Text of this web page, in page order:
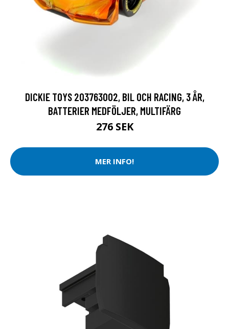
DICKIE TOYS 203763002, BIL OCH RACING, 3 ÅR,
BATTERIER MEDFÖLJER, MULTIFÄRG
276 SEK
MER INFO!